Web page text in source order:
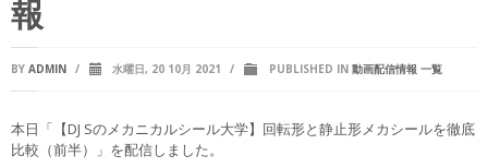
報
BY ADMIN / 水曜日, 20 10月 2021 / PUBLISHED IN 動画配信情報 一覧
本日「【DJ Sのメカニカルシール大学】回転形と静止形メカシールを徹底
比較（前半）」を配信しました。